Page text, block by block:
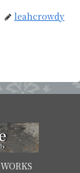
leahcrowdy
WORKS